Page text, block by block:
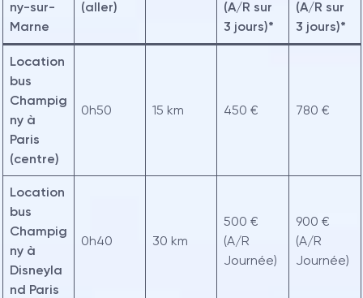
ny-sur-
Marne
(aller)
(A/R sur
3 jours)*
(A/R sur
3 jours)*
Location
bus
Champig
ny à
Paris
(centre)
0h50 15 km 450 € 780 €
Location
bus
Champig
ny à
Disneyla
nd Paris
0h40 30 km
500 €
(A/R
Journée)
900 €
(A/R
Journée)